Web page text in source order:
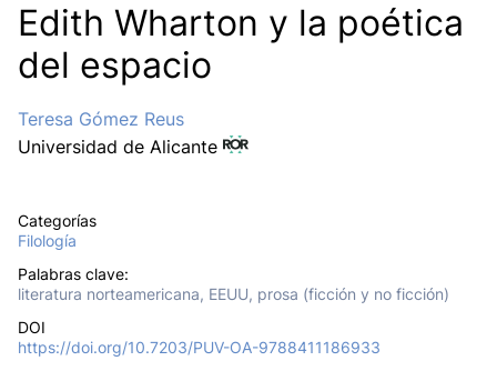
Edith Wharton y la poética
del espacio
Teresa Gómez Reus
Universidad de Alicante
Categorías
Filología
Palabras clave:
literatura norteamericana, EEUU, prosa (ficción y no ficción)
DOI
https://doi.org/10.7203/PUV-OA-9788411186933